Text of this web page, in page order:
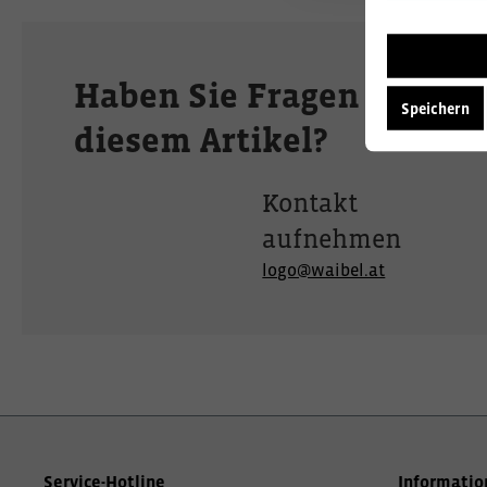
Haben Sie Fragen zu
diesem Artikel?
Kontakt
aufnehmen
logo@waibel.at
Service-Hotline
Speichern